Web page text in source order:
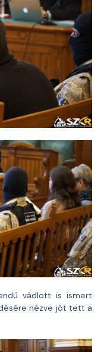
vádlott is ismert
nézve jót tett a